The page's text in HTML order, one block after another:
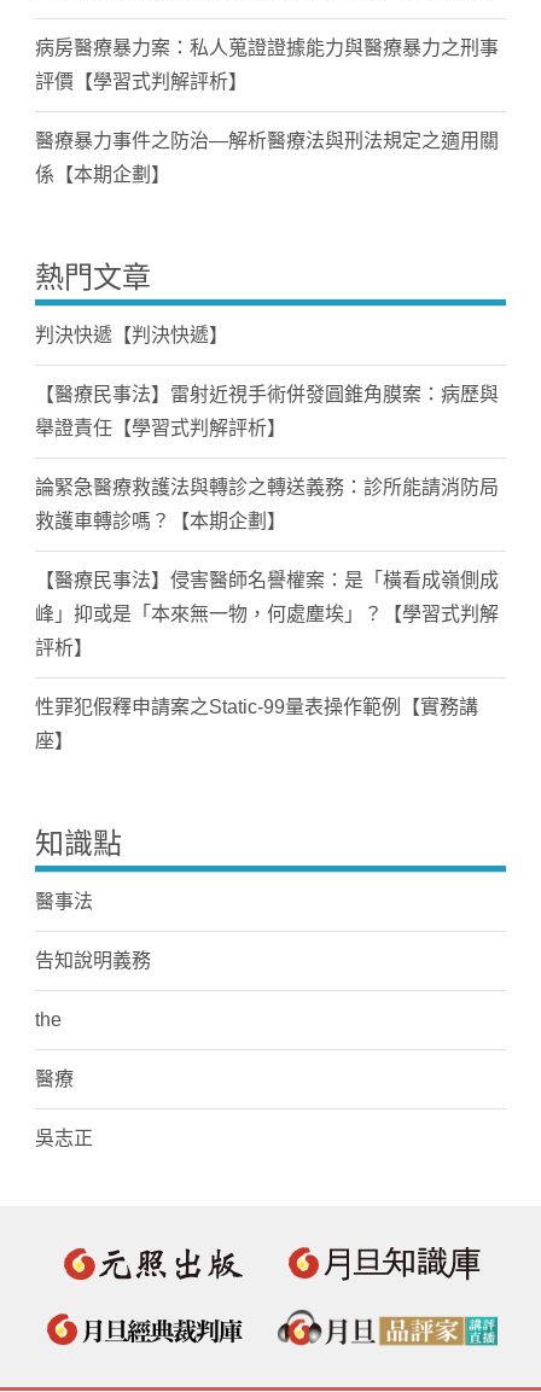
病房醫療暴力案：私人蒐證證據能力與醫療暴力之刑事
評價【學習式判解評析】
醫療暴力事件之防治—解析醫療法與刑法規定之適用關
係【本期企劃】
熱門文章
判決快遞【判決快遞】
【醫療民事法】雷射近視手術併發圓錐角膜案：病歷與
舉證責任【學習式判解評析】
論緊急醫療救護法與轉診之轉送義務：診所能請消防局
救護車轉診嗎？【本期企劃】
【醫療民事法】侵害醫師名譽權案：是「橫看成嶺側成
峰」抑或是「本來無一物，何處塵埃」？【學習式判解
評析】
性罪犯假釋申請案之Static-99量表操作範例【實務講
座】
知識點
醫事法
告知說明義務
the
醫療
吳志正